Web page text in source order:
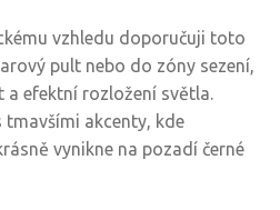
vzhledu doporučuji toto
pult nebo do zóny sezení,
a efektní rozložení světla.
akcenty, kde
vynikne na pozadí černé